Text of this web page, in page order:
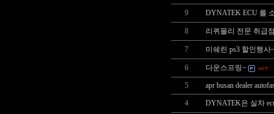
9 DYNATEK ECU 를
8 리퀴몰리 전문 취급
7 미쉐린 ps3 할인행사
6 다운스프링~
5 apr busan dealer
4 DYNATEK은 실차